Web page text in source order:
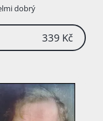
dobrý
339 Kč